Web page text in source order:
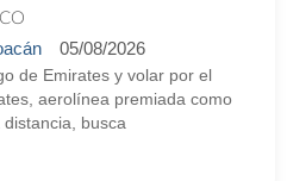
05/08/2026
de Emirates y volar por el
aerolínea premiada como
busca